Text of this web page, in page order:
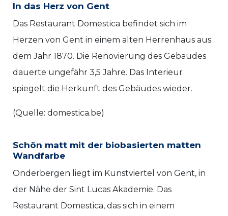
In das Herz von Gent
Das Restaurant Domestica befindet sich im
Herzen von Gent in einem alten Herrenhaus aus
dem Jahr 1870. Die Renovierung des Gebäudes
dauerte ungefähr 3,5 Jahre. Das Interieur
spiegelt die Herkunft des Gebäudes wieder.
(Quelle: domestica.be)
Schön matt mit der biobasierten matten
Wandfarbe
Onderbergen liegt im Kunstviertel von Gent, in
der Nähe der Sint Lucas Akademie. Das
Restaurant Domestica, das sich in einem